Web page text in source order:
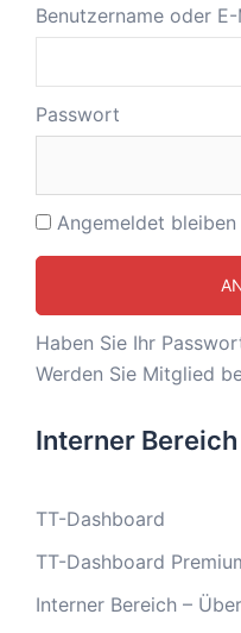
Benutzername oder
Passwort
Angemeldet bleiben
Haben Sie Ihr
Werden Sie Mitglied
Interner Bereich
TT-Dashboard
TT-Dashboard
Interner Bereich –